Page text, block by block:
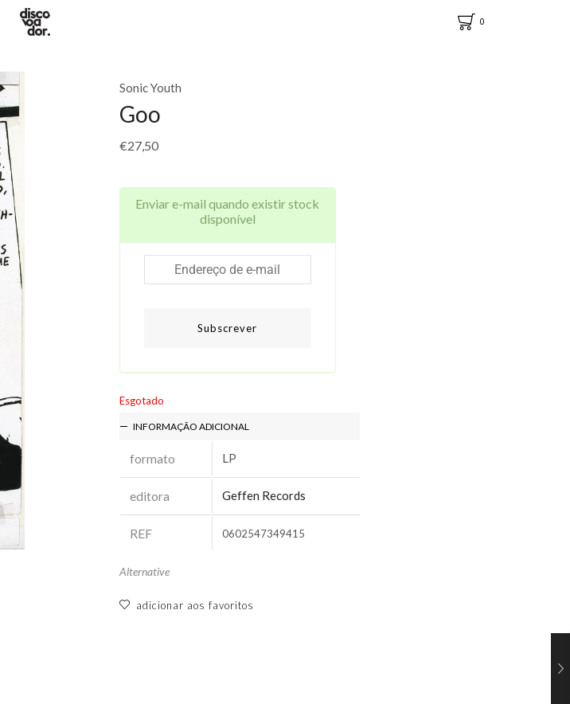
0
Sonic Youth
Goo
€27,50
Enviar e-mail quando existir stock
disponível
Subscrever
Esgotado
INFORMAÇÃO ADICIONAL
formato LP
editora Geffen Records
REF 0602547349415
Alternative
adicionar aos favoritos